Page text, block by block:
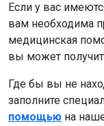
Если у вас
вам необходима
медицинская
вы может
Где бы вы не
заполните
помощью на